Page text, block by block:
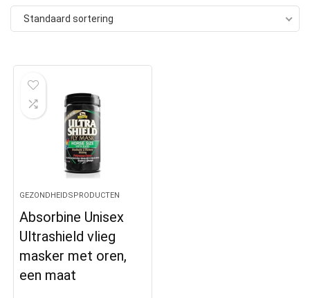
Standaard sortering
GEZONDHEIDSPRODUCTEN
Absorbine Unisex
Ultrashield vlieg
masker met oren,
een maat